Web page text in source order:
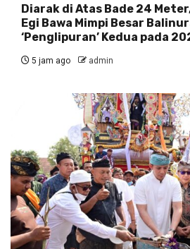
Diarak di Atas Bade 24
Egi Bawa Mimpi Besar
‘Penglipuran’ Kedua pada
5 jam ago admin